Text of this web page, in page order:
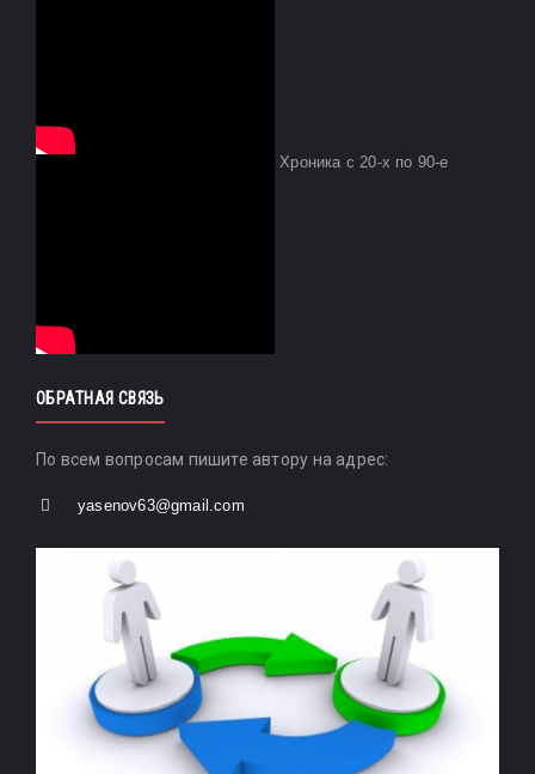
Хроника с 20-х по 90-е
ОБРАТНАЯ СВЯЗЬ
По всем вопросам пишите автору на адрес:
yasenov63@gmail.com